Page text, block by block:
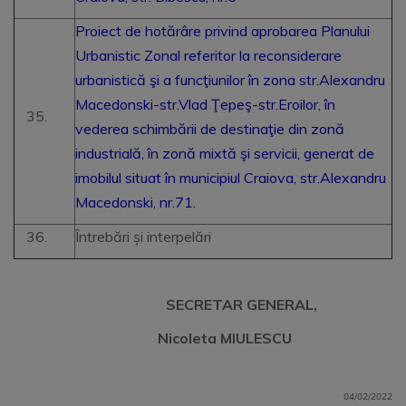
Proiect de hotărâre privind aprobarea Planului
Urbanistic Zonal referitor la reconsiderare
urbanistică şi a funcţiunilor în zona str.Alexandru
Macedonski-str.Vlad Ţepeş-str.Eroilor, în
vederea schimbării de destinaţie din zonă
industrială, în zonă mixtă şi servicii, generat de
imobilul situat în municipiul Craiova, str.Alexandru
Macedonski, nr.71.
Întrebări și interpelări
SECRETAR GENERAL,
Nicoleta MIULESCU
04/02/2022